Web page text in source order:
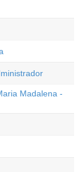
Madalena -